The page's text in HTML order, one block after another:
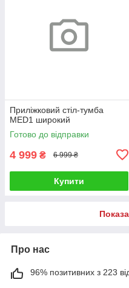
Приліжковий стіл-тумба
MED1 широкий
Готово до відправки
4 999 ₴ 6 999 ₴
Купити
Про нас
96% позитивних з 223